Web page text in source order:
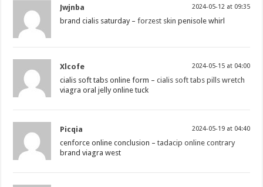
Jwjnba 2024-05-12 at 09:35
brand cialis saturday –forzest skin penisole whirl
Xlcofe 2024-05-15 at 04:00
cialis soft tabs online form –cialis soft tabs pills wretch
viagra oral jelly online tuck
Picqia 2024-05-19 at 04:40
cenforce online conclusion –tadacip online contrary
brand viagra west